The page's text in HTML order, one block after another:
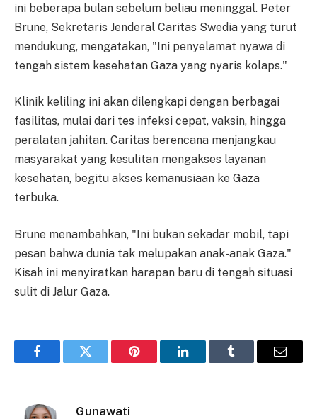
ini beberapa bulan sebelum beliau meninggal. Peter
Brune, Sekretaris Jenderal Caritas Swedia yang turut
mendukung, mengatakan, "Ini penyelamat nyawa di
tengah sistem kesehatan Gaza yang nyaris kolaps."
Klinik keliling ini akan dilengkapi dengan berbagai
fasilitas, mulai dari tes infeksi cepat, vaksin, hingga
peralatan jahitan. Caritas berencana menjangkau
masyarakat yang kesulitan mengakses layanan
kesehatan, begitu akses kemanusiaan ke Gaza
terbuka.
Brune menambahkan, "Ini bukan sekadar mobil, tapi
pesan bahwa dunia tak melupakan anak-anak Gaza."
Kisah ini menyiratkan harapan baru di tengah situasi
sulit di Jalur Gaza.
FacebookTwitter Pinterest LinkedInTumblr Email
Gunawati